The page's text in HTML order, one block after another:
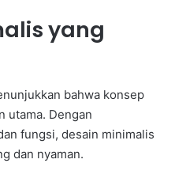
yang
bahwa konsep
utama. Dengan
fungsi, desain minimalis
dan nyaman.